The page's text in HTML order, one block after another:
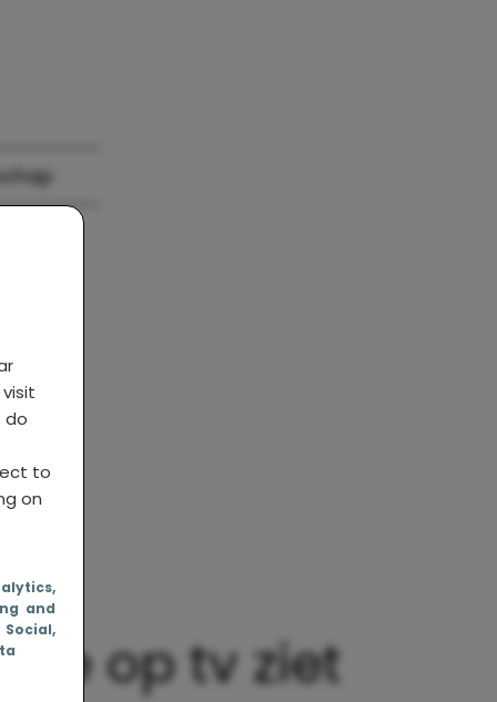
do
to
on
,
and
Social,
je op tv ziet